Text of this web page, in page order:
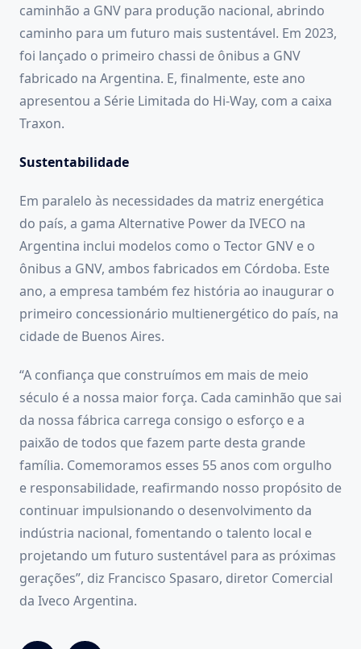
caminhão a GNV para produção nacional, abrindo
caminho para um futuro mais sustentável. Em 2023,
foi lançado o primeiro chassi de ônibus a GNV
fabricado na Argentina. E, finalmente, este ano
apresentou a Série Limitada do Hi-Way, com a caixa
Traxon.
Sustentabilidade
Em paralelo às necessidades da matriz energética
do país, a gama Alternative Power da IVECO na
Argentina inclui modelos como o Tector GNV e o
ônibus a GNV, ambos fabricados em Córdoba. Este
ano, a empresa também fez história ao inaugurar o
primeiro concessionário multienergético do país, na
cidade de Buenos Aires.
“A confiança que construímos em mais de meio
século é a nossa maior força. Cada caminhão que sai
da nossa fábrica carrega consigo o esforço e a
paixão de todos que fazem parte desta grande
família. Comemoramos esses 55 anos com orgulho
e responsabilidade, reafirmando nosso propósito de
continuar impulsionando o desenvolvimento da
indústria nacional, fomentando o talento local e
projetando um futuro sustentável para as próximas
gerações”, diz Francisco Spasaro, diretor Comercial
da Iveco Argentina.